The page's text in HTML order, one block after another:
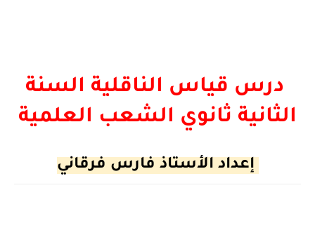
درس قياس الناقلية السنة
الثانية ثانوي الشعب العلمية
إعداد الأستاذ فارس فرقاني